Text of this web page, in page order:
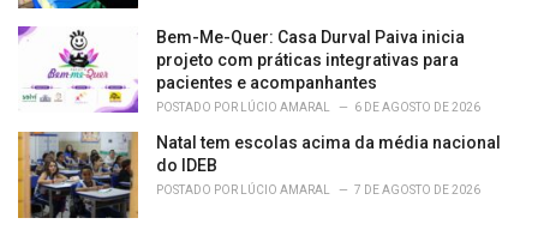
Bem-Me-Quer: Casa Durval Paiva inicia
projeto com práticas integrativas para
pacientes e acompanhantes
POSTADO POR LÚCIO AMARAL 6 DE AGOSTO DE 2026
Natal tem escolas acima da média nacional
do IDEB
POSTADO POR LÚCIO AMARAL 7 DE AGOSTO DE 2026